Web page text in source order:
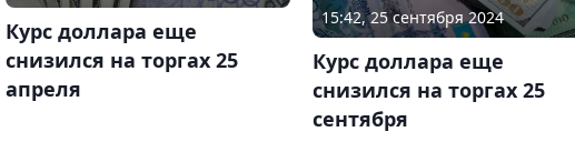
Курс доллара еще
снизился на торгах 25
апреля
15:42, 25 сентября 2024
Курс доллара еще
снизился на торгах 25
сентября